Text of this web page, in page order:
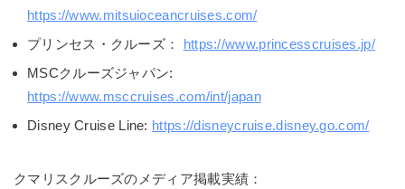
https://www.mitsuioceancruises.com/
プリンセス・クルーズ： https://www.princesscruises.jp/
MSCクルーズジャパン:
https://www.msccruises.com/int/japan
Disney Cruise Line: https://disneycruise.disney.go.com/
クマリスクルーズのメディア掲載実績：